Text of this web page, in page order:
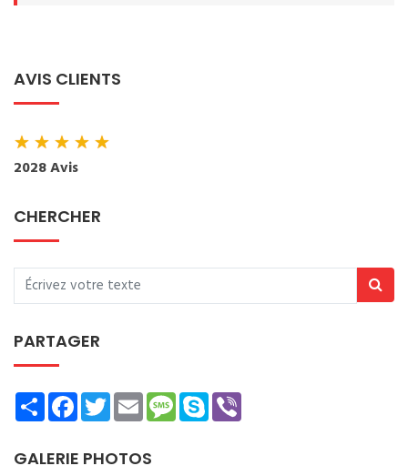
AVIS CLIENTS
★★★★★
2028 Avis
CHERCHER
PARTAGER
ShareFacebookTwitterEmailMessage
Skype
GALERIE PHOTOS